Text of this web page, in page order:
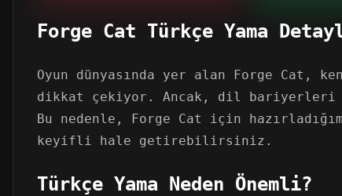
Forge Cat Türkçe Yama
Oyun dünyasında yer alan Forge Cat,
dikkat çekiyor. Ancak, dil bariyerleri
Bu nedenle, Forge Cat için
keyifli hale getirebilirsiniz.
Türkçe Yama Neden Önemli?